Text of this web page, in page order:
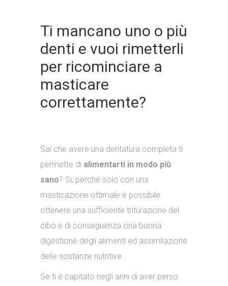
Ti mancano uno o più
denti e vuoi rimetterli
per ricominciare a
masticare
correttamente?
Sai che avere una dentatura completa ti
permette di alimentarti in modo più
sano? Si, perché solo con una
masticazione ottimale è possibile
ottenere una sufficiente triturazione del
cibo e di conseguenza ona buona
digestione degli alimenti ed assimilazione
delle sostanze nutritive.
Se ti è capitato negli anni di aver perso